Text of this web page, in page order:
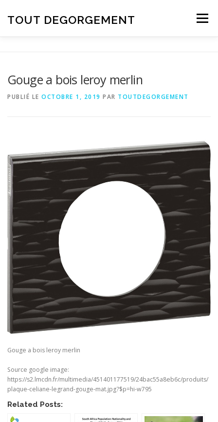
TOUT DEGORGEMENT Menu
Gouge a bois leroy merlin
PUBLIÉ LE OCTOBRE 1, 2019 PAR TOUTDEGORGEMENT
Gouge a bois leroy merlin
Source google image:
https://s2.lmcdn.fr/multimedia/451401177519/24bac55a8eb6c/produits/
plaque-celiane-legrand-gouge-mat.jpg?$p=hi-w795
Related Posts: